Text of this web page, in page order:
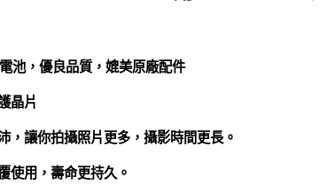
池，優良品質，媲美原廠配件
晶片
，讓你拍攝照片更多，攝影時間更長。
使用，壽命更持久。